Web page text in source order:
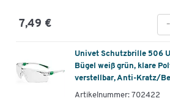
7,49 € -
Univet Schutzbrille 506
Bügel weiß grün, klare
verstellbar, Anti-Kratz/
Artikelnummer: 702422